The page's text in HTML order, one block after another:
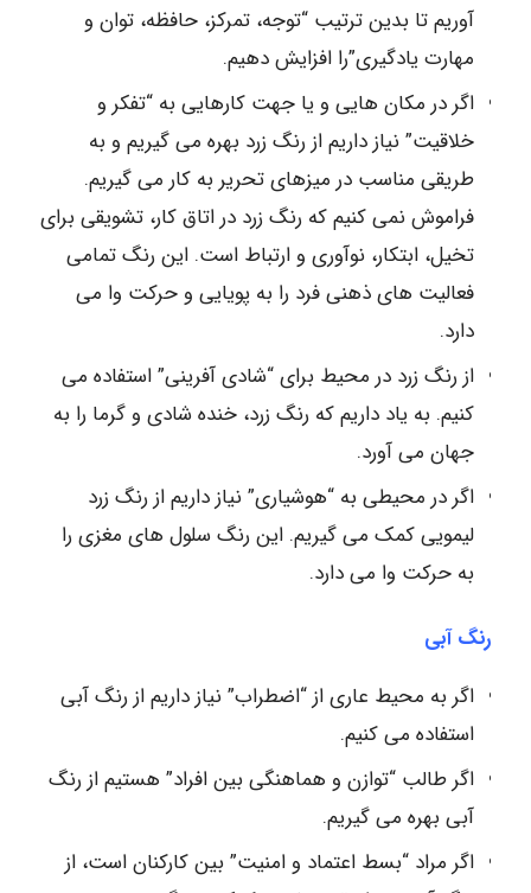
آوریم تا بدین ترتیب “توجه، تمرکز، حافظه، توان و
مهارت یادگیری”را افزایش دهیم.
اگر در مکان هایی و یا جهت کارهایی به “تفکر و
خلاقیت” نیاز داریم از رنگ زرد بهره می گیریم و به
طریقی مناسب در میزهای تحریر به کار می گیریم.
فراموش نمی کنیم که رنگ زرد در اتاق کار، تشویقی برای
تخیل، ابتکار، نوآوری و ارتباط است. این رنگ تمامی
فعالیت های ذهنی فرد را به پویایی و حرکت وا می
دارد.
از رنگ زرد در محیط برای “شادی آفرینی” استفاده می
کنیم. به یاد داریم که رنگ زرد، خنده شادی و گرما را به
جهان می آورد.
اگر در محیطی به “هوشیاری” نیاز داریم از رنگ زرد
لیمویی کمک می گیریم. این رنگ سلول های مغزی را
به حرکت وا می دارد.
رنگ آبی
اگر به محیط عاری از “اضطراب” نیاز داریم از رنگ آبی
استفاده می کنیم.
اگر طالب “توازن و هماهنگی بین افراد” هستیم از رنگ
آبی بهره می گیریم.
اگر مراد “بسط اعتماد و امنیت” بین کارکنان است، از